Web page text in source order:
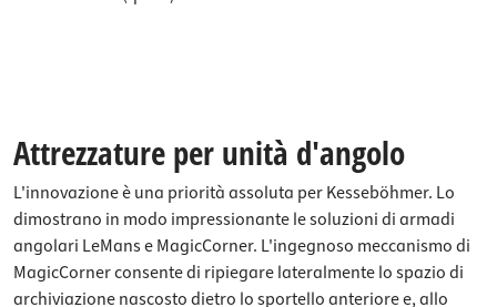
Attrezzature per unità d'angolo
L'innovazione è una priorità assoluta per Kesseböhmer. Lo
dimostrano in modo impressionante le soluzioni di armadi
angolari LeMans e MagicCorner. L'ingegnoso meccanismo di
MagicCorner consente di ripiegare lateralmente lo spazio di
archiviazione nascosto dietro lo sportello anteriore e, allo